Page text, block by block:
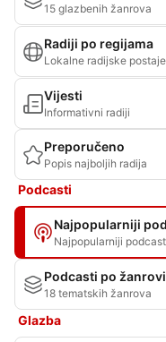
15 glazbenih žanrova
Radiji po regijama
Lokalne radijske postaje
Vijesti
Informativni radiji
Preporučeno
Popis najboljih radija
Podcasti
Najpopularniji
Najpopularniji
Podcasti po
18 tematskih žanrova
Glazba